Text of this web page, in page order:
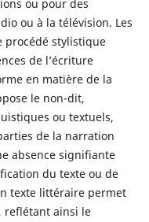
ou pour des
ou à la télévision. Les
procédé stylistique
de l’écriture
en matière de la
le non-dit,
ou textuels,
de la narration
absence signifiante
du texte ou de
texte littéraire permet
reflétant ainsi le